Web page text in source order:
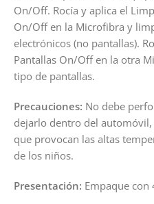
On/Off. Rocía y aplica el
On/Off en la Microfibra y
electrónicos (no pantallas).
Pantallas On/Off en la otra
tipo de pantallas.
Precauciones: No debe
dejarlo dentro del
que provocan las altas
de los niños.
Presentación: Empaque con